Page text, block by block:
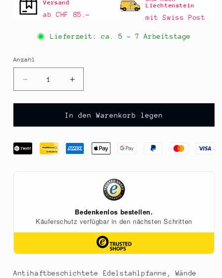
Versand
ab CHF 85.–
Liechtenstein
mit Swiss Post
Lieferzeit: ca. 5 - 7 Arbeitstage
Anzahl
Anzahl
Verringere
die
Menge
Pfanne
Antihaft,
ø24cm,
Erhöhe
die
Menge
für
Pfanne
Antihaft,
ø24cm,
(3718.24),
St
In den Warenkorb legen
Antihaftbeschichtete Edelstahlpfanne, Wände